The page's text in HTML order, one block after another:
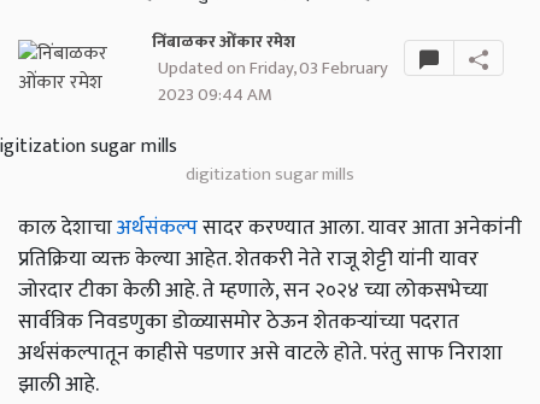
निंबाळकर ओंकार रमेश
Updated on Friday, 03 February
2023 09:44 AM
digitization sugar mills
काल देशाचाअर्थसंकल्पसादर करण्यात आला. यावर आता अनेकांनी
प्रतिक्रिया व्यक्त केल्या आहेत. शेतकरी नेते राजू शेट्टी यांनी यावर
जोरदार टीका केली आहे. ते म्हणाले, सन २०२४ च्या लोकसभेच्या
सार्वत्रिक निवडणुका डोळ्यासमोर ठेऊन शेतकऱ्यांच्या पदरात
अर्थसंकल्पातून काहीसे पडणार असे वाटले होते. परंतु साफ निराशा
झाली आहे.